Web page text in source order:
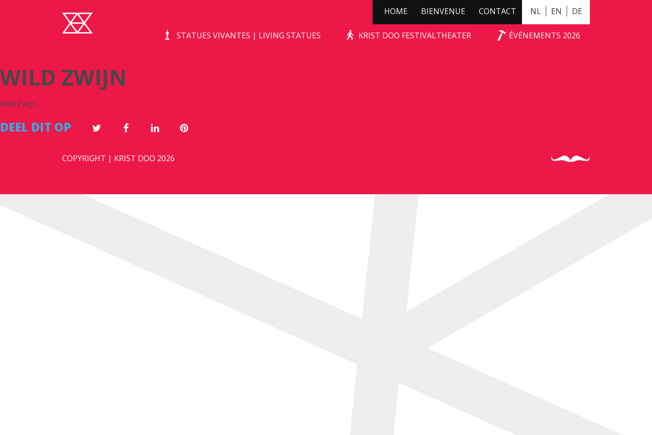
NL EN DE
HOME BIENVENUE CONTACT
STATUES VIVANTES | LIVING STATUES KRIST DOO FESTIVALTHEATER ÉVÉNEMENTS 2026
WILD ZWIJN
WILD ZWIJN
Wild Zwijn
DEEL DIT OP
COPYRIGHT | KRIST DOO 2026